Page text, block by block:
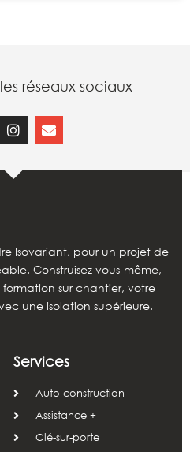
réseaux sociaux
Isovariant, pour un projet de
Construisez vous-même,
sur chantier, votre
une isolation supérieure.
Services
Auto construction
Assistance +
Clé-sur-porte